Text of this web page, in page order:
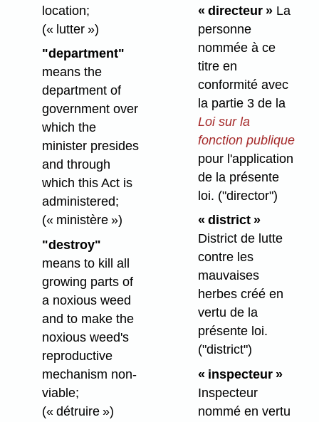
location;
(« lutter »)
"department"
means the
department of
government over
which the
minister presides
and through
which this Act is
administered;
(« ministère »)
"destroy"
means to kill all
growing parts of
a noxious weed
and to make the
noxious weed's
reproductive
mechanism non-
viable;
(« détruire »)
« directeur »La
personne
nommée à ce
titre en
conformité avec
la partie 3 de la
Loi sur la
fonction publique
pour l'application
de la présente
loi. ("director")
« district »
District de lutte
contre les
mauvaises
herbes créé en
vertu de la
présente loi.
("district")
« inspecteur »
Inspecteur
nommé en vertu